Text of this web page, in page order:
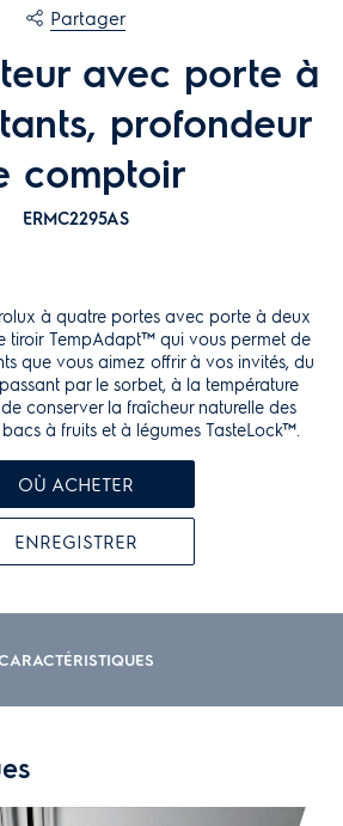
Partager
avec porte à
profondeur
comptoir
ERMC2295AS
à quatre portes avec porte à deux
tiroir TempAdapt™ qui vous permet de
que vous aimez offrir à vos invités, du
par le sorbet, à la température
conserver la fraîcheur naturelle des
à fruits et à légumes TasteLock™.
OÙ ACHETER
ENREGISTRER